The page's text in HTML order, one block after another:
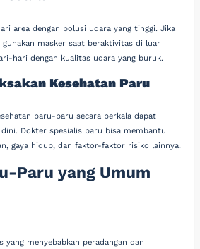
area dengan polusi udara yang tinggi. Jika
masker saat beraktivitas di luar
hari dengan kualitas udara yang buruk.
Kesehatan Paru
paru-paru secara berkala dapat
Dokter spesialis paru bisa membantu
gaya hidup, dan faktor-faktor risiko lainnya.
Paru yang Umum
yang menyebabkan peradangan dan